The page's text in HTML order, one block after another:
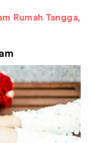
Rumah Tangga,